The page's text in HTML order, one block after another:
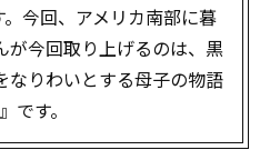
今回、アメリカ南部に暮
が今回取り上げるのは、黒
なりわいとする母子の物語
です。